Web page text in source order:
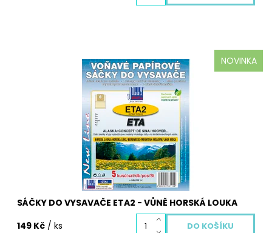
NOVINKA
Aromatické sáčky do vysavačů ETA2 voňavé s vůní
Horská louka. Balení obsahuje 5 ks voňavých sáčků a
Skladem
3114S
SÁČKY DO VYSAVAČE ETA2 - VŮNĚ HORSKÁ LOUKA
149 Kč / ks